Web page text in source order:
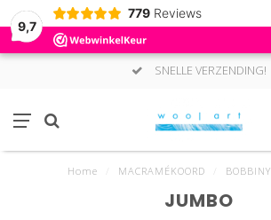
9,7
779 Reviews
SNELLE VERZENDING!
Home MACRAMÉKOORD BOBBINY
JUMBO